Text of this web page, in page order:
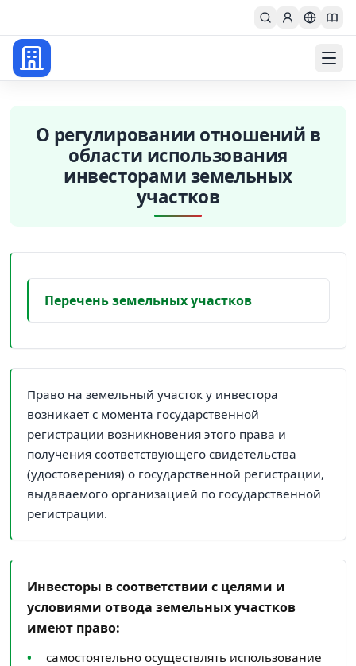
Главная
О регулировании отношений в
области использования
инвесторами земельных
участков
Перечень земельных участков
Право на земельный участок у инвестора
возникает с момента государственной
регистрации возникновения этого права и
получения соответствующего свидетельства
(удостоверения) о государственной регистрации,
выдаваемого организацией по государственной
регистрации.
Инвесторы в соответствии с целями и
условиями отвода земельных участков
имеют право:
самостоятельно осуществлять использование